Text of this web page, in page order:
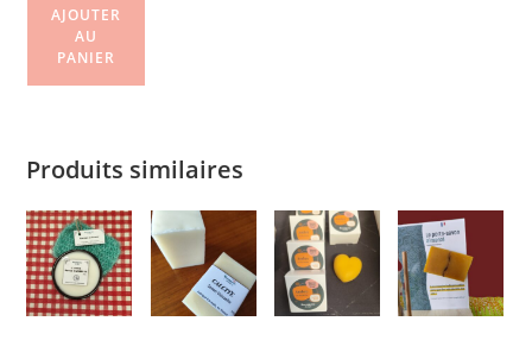
AJOUTER
AU
PANIER
Produits similaires